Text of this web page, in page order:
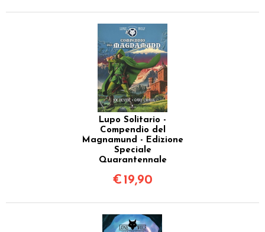
Lupo Solitario -
Compendio del
Magnamund - Edizione
Speciale
Quarantennale
€ 19,90